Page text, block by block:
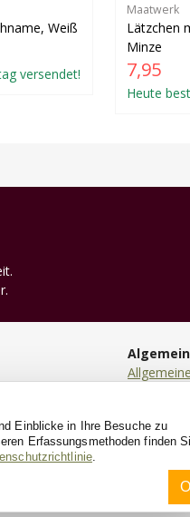
Weiß
versendet!
Maatwerk
Lätzchen
Minze
7,95
Heute
Algemein
Cookies
Einblicke in Ihre Besuche zu
Erfassungsmethoden finden
.